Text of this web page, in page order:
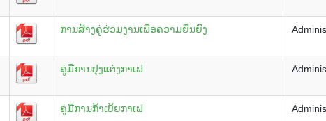
ການສ້າງຄູ່ຮ່ວມງານເພື່ອຄວາມຍືນຍົງ
ຄູ່ມືການປຸງແຕ່ງກາເຟ
ຄູ່ມືການກ້າເບ້ຍກາເຟ